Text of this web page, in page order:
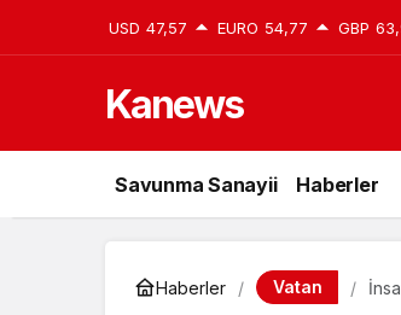
USD 47,57 EURO 54,77 GBP
Kanews
Savunma Sanayii Haberler
Haberler Vatan